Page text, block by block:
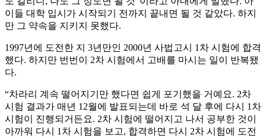
이들 대학 입시가 시작되기 전까지 끝내면 될 것 같았다. 하지
만 그 약속을 지키지 못했다.
1997년에 도전한 지 3년만인 2000년 사법고시 1차 시험에 합격
했다. 하지만 번번이 2차 시험에서 고배를 마시는 일이 반복됐
다.
“차라리 계속 떨어지기만 했다면 쉽게 포기했을 거예요. 2차
시험 결과가 매년 12월에 발표되는데 바로 석 달 후에 다시 1차
시험이 진행되거든요. 2차 시험에 떨어지고 나서 공부한 것이
아까워 다시 1차 시험을 보고, 합격하면 다시 2차 시험에 도전